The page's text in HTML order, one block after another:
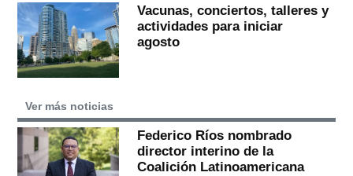
Vacunas, conciertos, talleres y
actividades para iniciar
agosto
Ver más noticias
Federico Ríos nombrado
director interino de la
Coalición Latinoamericana